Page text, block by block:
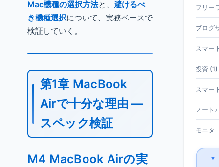
Mac機種の選択方法と、 避けるべ
き機種選択について、実務ベースで
検証していく。
第1章 MacBook
Airで十分な理由 —
スペック検証
M4 MacBook Airの実
フリー
ブログ
スマー
投資 (1)
スマー
ノート
モニタ
▼